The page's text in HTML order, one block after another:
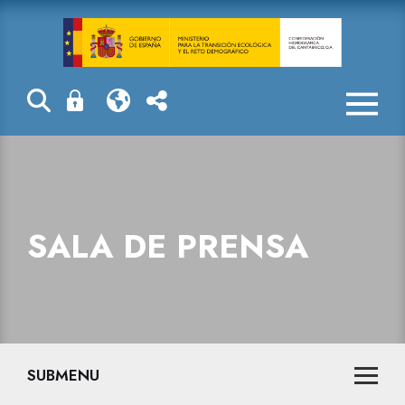
Sala de prensa
SALA DE PRENSA
SUBMENU